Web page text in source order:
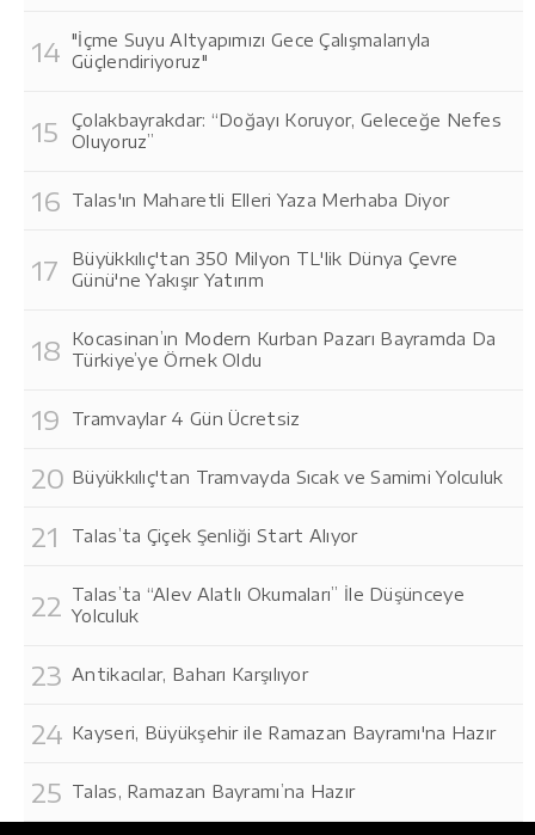
"İçme Suyu Altyapımızı Gece Çalışmalarıyla
Güçlendiriyoruz"
Çolakbayrakdar: “Doğayı Koruyor, Geleceğe Nefes
Oluyoruz”
Talas'ın Maharetli Elleri Yaza Merhaba Diyor
Büyükkılıç'tan 350 Milyon TL'lik Dünya Çevre
Günü'ne Yakışır Yatırım
Kocasinan’ın Modern Kurban Pazarı Bayramda Da
Türkiye’ye Örnek Oldu
Tramvaylar 4 Gün Ücretsiz
Büyükkılıç'tan Tramvayda Sıcak ve Samimi Yolculuk
Talas’ta Çiçek Şenliği Start Alıyor
Talas’ta “Alev Alatlı Okumaları” İle Düşünceye
Yolculuk
Antikacılar, Baharı Karşılıyor
Kayseri, Büyükşehir ile Ramazan Bayramı'na Hazır
Talas, Ramazan Bayramı’na Hazır